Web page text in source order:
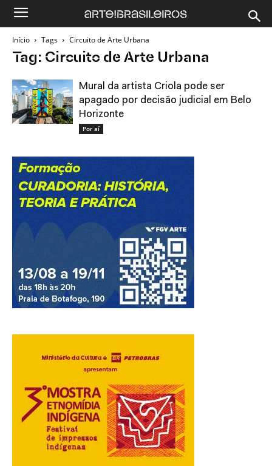
Início Tags Circuito de Arte Urbana
Tag: Circuito de Arte Urbana
Mural da artista Criola pode ser
apagado por decisão judicial em Belo
Horizonte
Por aí